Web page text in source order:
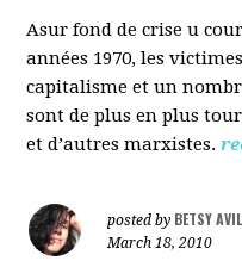
Asur fond de crise u
années 1970, les
capitalisme et un
sont de plus en plus
et d’autres marxistes.
posted by BETSY
March 18, 2010